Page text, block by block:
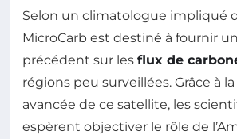
Selon un climatologue impliqué
MicroCarb est destiné à fournir
précédent sur les flux de
régions peu surveillées. Grâce à
avancée de ce satellite, les
espèrent objectiver le rôle de